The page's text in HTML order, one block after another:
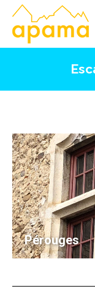
Pérouges